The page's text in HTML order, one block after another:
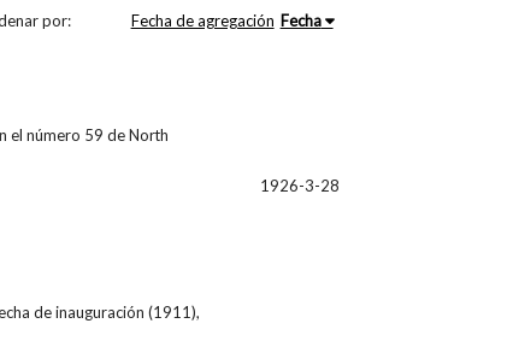
por: Fecha de agregación Fecha
el número 59 de North
1926-3-28
de inauguración (1911),